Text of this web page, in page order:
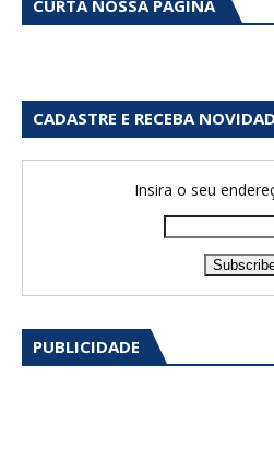
CURTA NOSSA PÁGINA
CADASTRE E RECEBA
Insira o seu
PUBLICIDADE